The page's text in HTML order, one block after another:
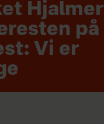
Hjalmer
på
Vi er